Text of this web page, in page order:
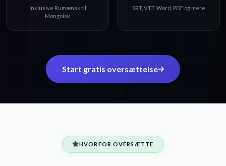
Inklusive Rumænsk til
Mongolsk
SRT, VTT, Word, PDF og mere
Start gratis oversættelse
HVORFOR OVERSÆTTE